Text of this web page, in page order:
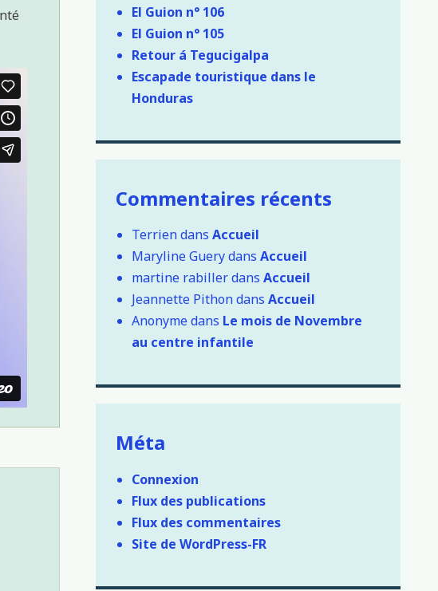
El Guion n° 106
El Guion n° 105
Retour á Tegucigalpa
Escapade touristique dans le
Honduras
Commentaires récents
TerriendansAccueil
Maryline GuerydansAccueil
martine rabillerdansAccueil
Jeannette PithondansAccueil
Anonyme dans Le mois de Novembre
au centre infantile
Méta
Connexion
Flux des publications
Flux des commentaires
Site de WordPress-FR